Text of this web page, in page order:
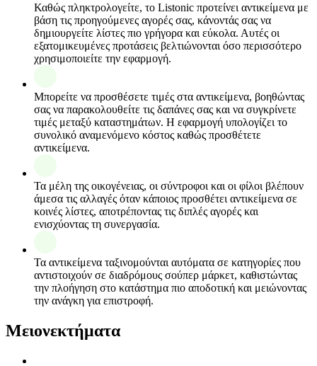
Καθώς πληκτρολογείτε, το Listonic προτείνει αντικείμενα με
βάση τις προηγούμενες αγορές σας, κάνοντάς σας να
δημιουργείτε λίστες πιο γρήγορα και εύκολα. Αυτές οι
εξατομικευμένες προτάσεις βελτιώνονται όσο περισσότερο
χρησιμοποιείτε την εφαρμογή.
Μπορείτε να προσθέσετε τιμές στα αντικείμενα, βοηθώντας
σας να παρακολουθείτε τις δαπάνες σας και να συγκρίνετε
τιμές μεταξύ καταστημάτων. Η εφαρμογή υπολογίζει το
συνολικό αναμενόμενο κόστος καθώς προσθέτετε
αντικείμενα.
Τα μέλη της οικογένειας, οι σύντροφοι και οι φίλοι βλέπουν
άμεσα τις αλλαγές όταν κάποιος προσθέτει αντικείμενα σε
κοινές λίστες, αποτρέποντας τις διπλές αγορές και
ενισχύοντας τη συνεργασία.
Τα αντικείμενα ταξινομούνται αυτόματα σε κατηγορίες που
αντιστοιχούν σε διαδρόμους σούπερ μάρκετ, καθιστώντας
την πλοήγηση στο κατάστημα πιο αποδοτική και μειώνοντας
την ανάγκη για επιστροφή.
Μειονεκτήματα